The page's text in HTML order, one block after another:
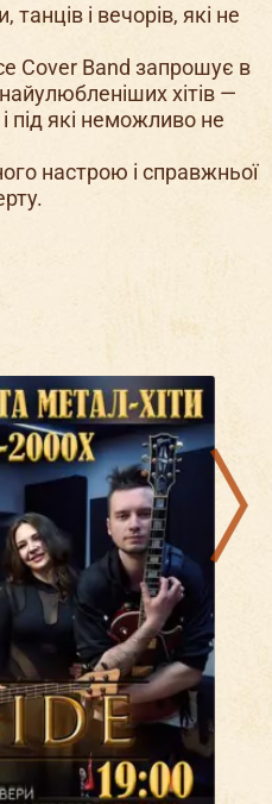
і вечорів, які не
Cover Band запрошує в
хітів —
під які неможливо не
настрою і справжньої